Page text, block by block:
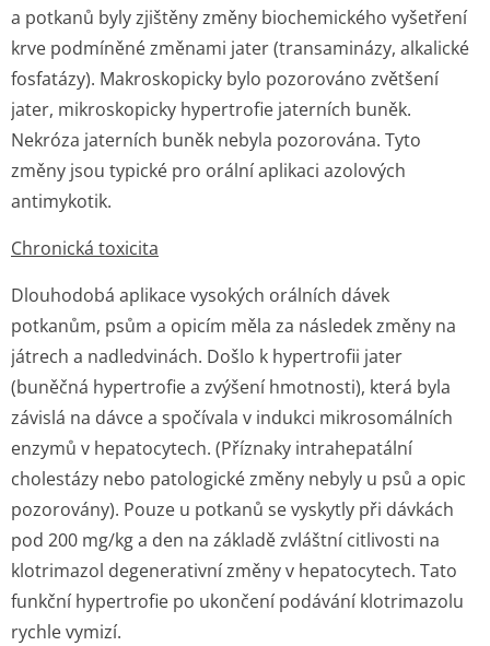
a potkanů byly zjištěny změny biochemického vyšetření
krve podmíněné změnami jater (transaminázy, alkalické
fosfatázy). Makroskopicky bylo pozorováno zvětšení
jater, mikroskopicky hypertrofie jaterních buněk.
Nekróza jaterních buněk nebyla pozorována. Tyto
změny jsou typické pro orální aplikaci azolových
antimykotik.
Chronická toxicita
Dlouhodobá aplikace vysokých orálních dávek
potkanům, psům a opicím měla za následek změny na
játrech a nadledvinách. Došlo k hypertrofii jater
(buněčná hypertrofie a zvýšení hmotnosti), která byla
závislá na dávce a spočívala v indukci mikrosomálních
enzymů v hepatocytech. (Příznaky intrahepatální
cholestázy nebo patologické změny nebyly u psů a opic
pozorovány). Pouze u potkanů se vyskytly při dávkách
pod 200 mg/kg a den na základě zvláštní citlivosti na
klotrimazol degenerativní změny v hepatocytech. Tato
funkční hypertrofie po ukončení podávání klotrimazolu
rychle vymizí.